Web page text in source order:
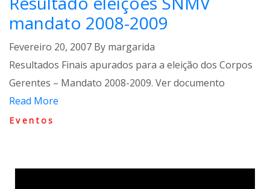
mandato 2008-2009
Fevereiro 20, 2007 By margarida
Resultados Finais apurados para a eleição dos Corpos
Gerentes – Mandato 2008-2009. Ver documento
Read More
Eventos